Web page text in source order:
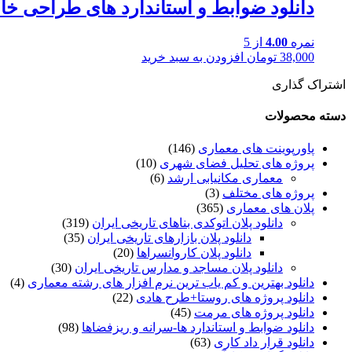
دانلود ضوابط و استاندارد های طراحی
نمره 4.00 از 5
38,000 تومان افزودن به سبد خرید
اشتراک گذاری
دسته محصولات
پاورپوینت های معماری (146)
پروژه های تحلیل فضای شهری (10)
معماری مکانیابی ارشد (6)
پروژه های مختلف (3)
پلان های معماری (365)
دانلود پلان اتوکدی بناهای تاریخی ایران (319)
دانلود پلان بازارهای تاریخی ایران (35)
دانلود پلان کاروانسراها (20)
دانلود پلان مساجد و مدارس تاریخی ایران (30)
دانلود بهترین و کم یاب ترین نرم افزار های رشته معماری (4)
دانلود پروژه های روستا+طرح هادی (22)
دانلود پروژه های مرمت (45)
دانلود ضوابط و استاندارد ها-سرانه و ریزفضاها (98)
دانلود قرار داد کاری (63)